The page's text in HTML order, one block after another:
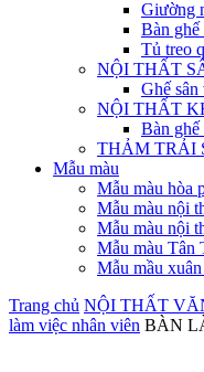
Giường
Bàn ghế
Tủ treo
NỘI THẤT
Ghế sân
NỘI THẤT
Bàn ghế
THẢM TRẢI
Mẫu màu
Mẫu màu hòa
Mẫu màu nội
Mẫu màu nội
Mẫu màu Tân
Mẫu mầu xuân
Trang chủ NỘI THẤT
làm việc nhân viên BÀN